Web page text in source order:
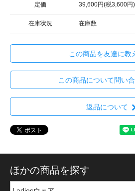
定価 39,600円(税3,600円)
在庫状況 在庫数
この商品を友達に教
この商品について問い
返品について
ほかの商品を探す